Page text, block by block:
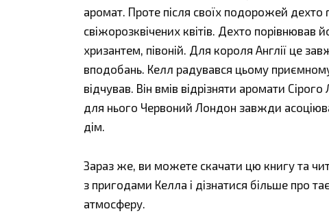
аромат. Проте після своїх подорожей
свіжорозквічених квітів. Дехто порівнював
хризантем, півоній. Для короля Англії це
вподобань. Келл радувався цьому
відчував. Він вмів відрізняти аромати
для нього Червоний Лондон завжди
дім.
Зараз же, ви можете скачати цю книгу та
з пригодами Келла і дізнатися більше про
атмосферу.